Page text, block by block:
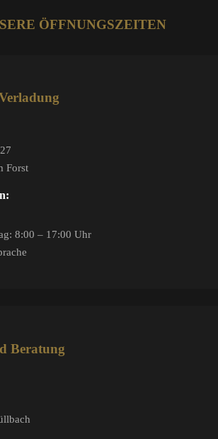
ÖFFNUNGSZEITEN
Forst
8:00 – 17:00 Uhr
Beratung